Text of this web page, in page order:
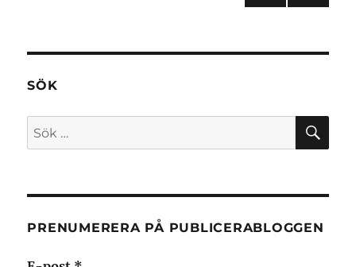
SÖK
Sök
efter:
PRENUMERERA PÅ PUBLICERABLOGGEN